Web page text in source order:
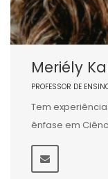
Meriély
PROFESSOR DE
Tem
ênfase em